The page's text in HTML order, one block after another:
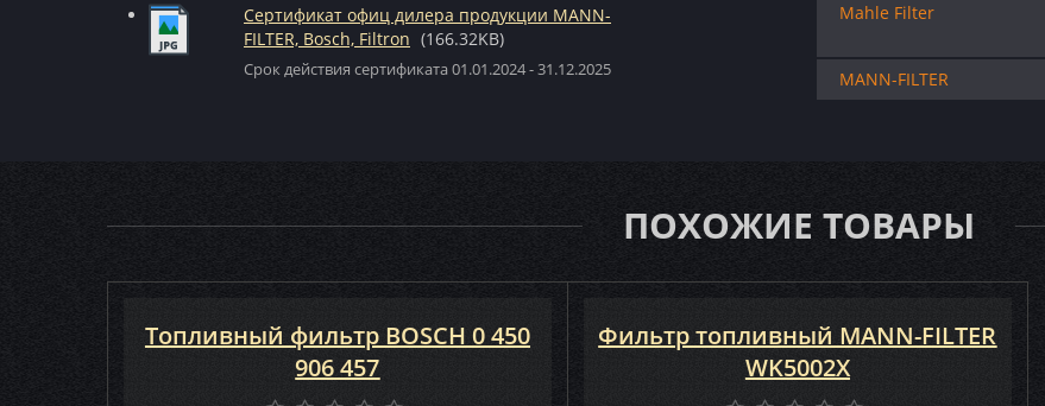
Сертификат офиц дилера продукции MANN-
FILTER, Bosch, Filtron (166.32KB)
Срок действия сертификата 01.01.2024 - 31.12.2025
Mahle Filter
MANN-FILTER
ПОХОЖИЕ ТОВАРЫ
Топливный фильтр BOSCH 0 450
906 457
Фильтр топливный MANN-FILTER
WK5002X